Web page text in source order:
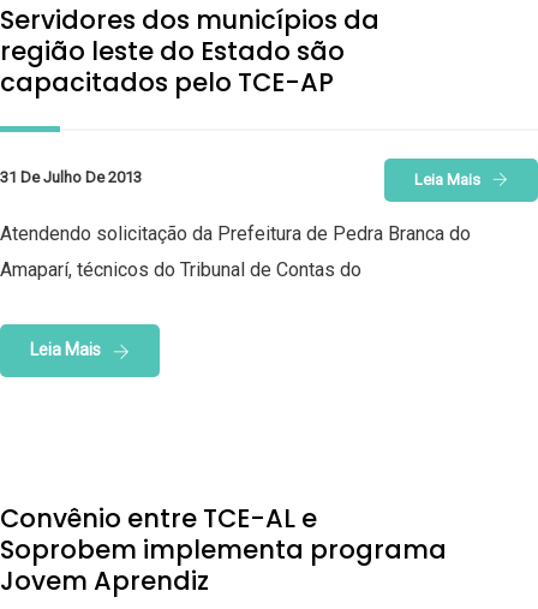
Servidores dos municípios da
região leste do Estado são
capacitados pelo TCE-AP
31 De Julho De 2013 Leia Mais
Atendendo solicitação da Prefeitura de Pedra Branca do
Amaparí, técnicos do Tribunal de Contas do
Leia Mais
Convênio entre TCE-AL e
Soprobem implementa programa
Jovem Aprendiz